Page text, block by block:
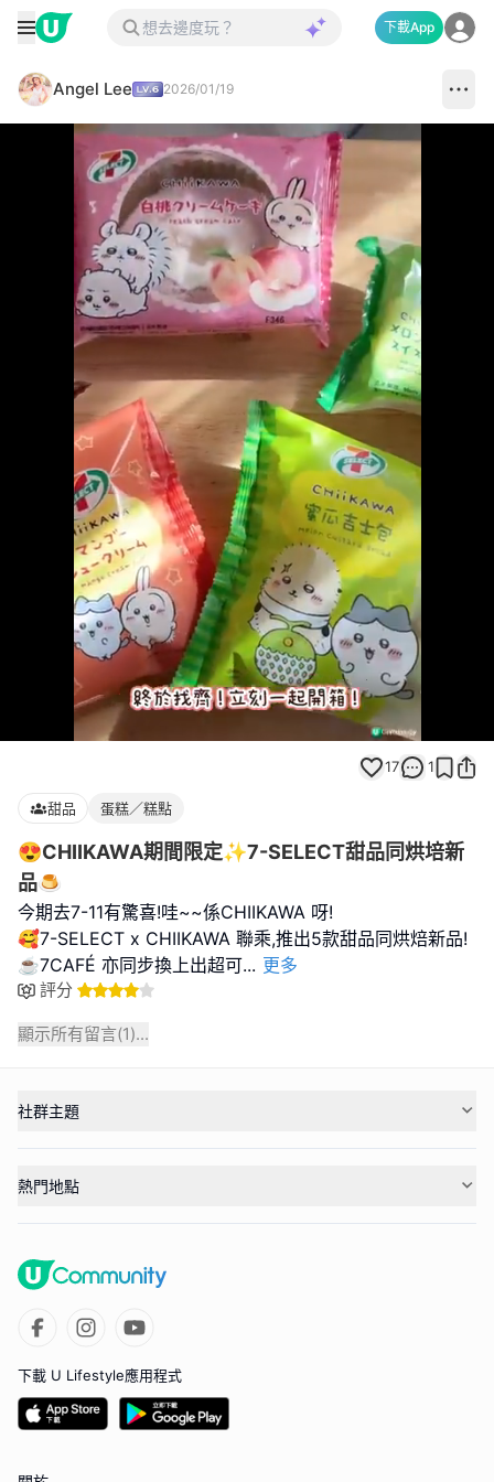
下載App
Angel Lee 2026/01/19
100.00%
17 1
甜品 蛋糕／糕點
😍CHIIKAWA期間限定✨7-SELECT甜品同烘培新
品🍮
今期去7-11有驚喜!哇~~係CHIIKAWA 呀!
🥰7-SELECT x CHIIKAWA 聯乘,推出5款甜品同烘焙新品!
☕️7CAFÉ 亦同步換上出超可... 更多
評分
顯示所有留言(1)...
社群主題
熱門地點
下載 U Lifestyle應用程式